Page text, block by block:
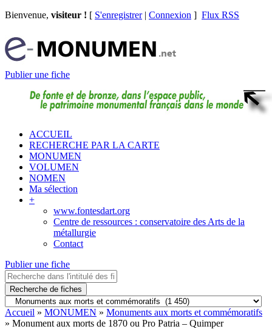
Bienvenue, visiteur ! [ S'enregistrer| Connexion ] Flux RSS
Publier une fiche
ACCUEIL
RECHERCHE PAR LA CARTE
MONUMEN
VOLUMEN
NOMEN
Ma sélection
+
www.fontesdart.org
Centre de ressources : conservatoire des Arts de la
métallurgie
Contact
Publier une fiche
Recherche de fiches
Accueil » MONUMEN » Monuments aux morts et commémoratifs
» Monument aux morts de 1870 ou Pro Patria – Quimper